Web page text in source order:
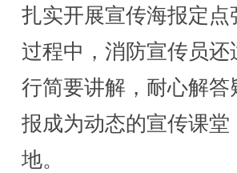
扎实开展宣传海报定
过程中，消防宣传员
行简要讲解，耐心解
报成为动态的宣传课
地。